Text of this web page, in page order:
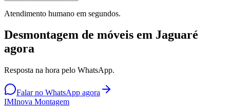
Atendimento humano em segundos.
Desmontagem de móveis em Jaguaré
agora
Resposta na hora pelo WhatsApp.
Falar no WhatsApp agora
IMInova Montagem